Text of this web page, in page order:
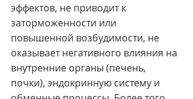
эффектов, не приводит к
заторможенности или
повышенной возбудимости, не
оказывает негативного влияния на
внутренние органы (печень,
почки), эндокринную систему и